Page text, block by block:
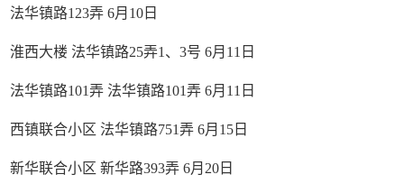
法华镇路123弄 6月10日
淮西大楼 法华镇路25弄1、3号 6月11日
法华镇路101弄 法华镇路101弄 6月11日
西镇联合小区 法华镇路751弄 6月15日
新华联合小区 新华路393弄 6月20日